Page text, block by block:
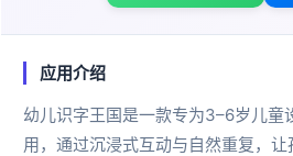
应用介绍
幼儿识字王国是一款专为3–6岁儿童
用，通过沉浸式互动与自然重复，